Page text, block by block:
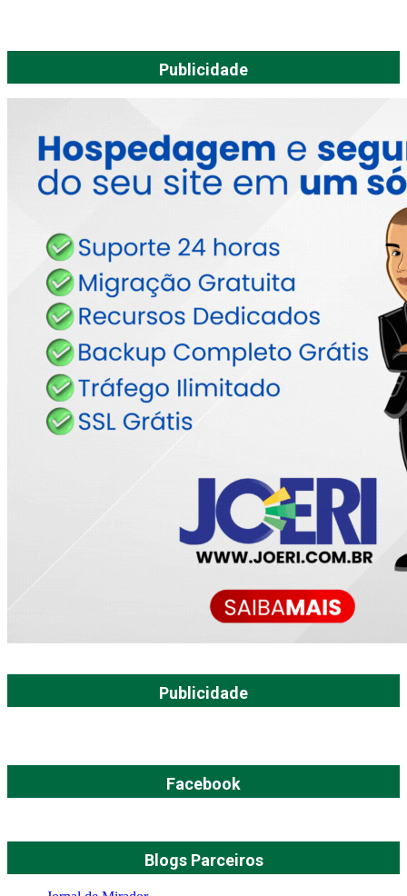
Publicidade
Publicidade
Facebook
Blogs Parceiros